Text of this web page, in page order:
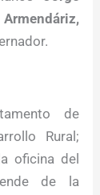
de
Rural;
oficina del
de la